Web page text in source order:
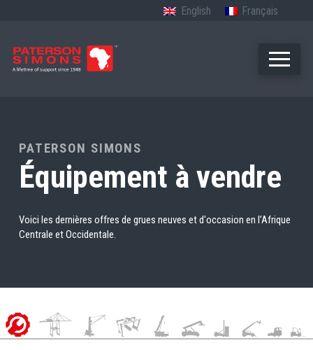
English Français
PATERSON SIMONS
Équipement à vendre
Voici les dernières offres de grues neuves et d'occasion en l’Afrique
Centrale et Occidentale.